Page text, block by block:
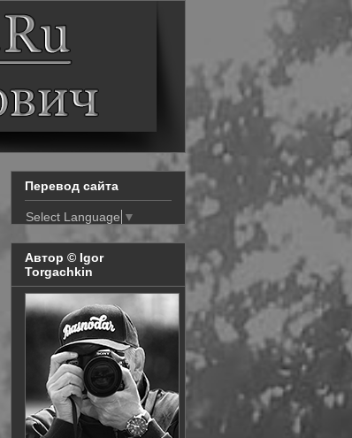
Перевод сайта
Select Language ▼
Автор © Igor
Torgachkin